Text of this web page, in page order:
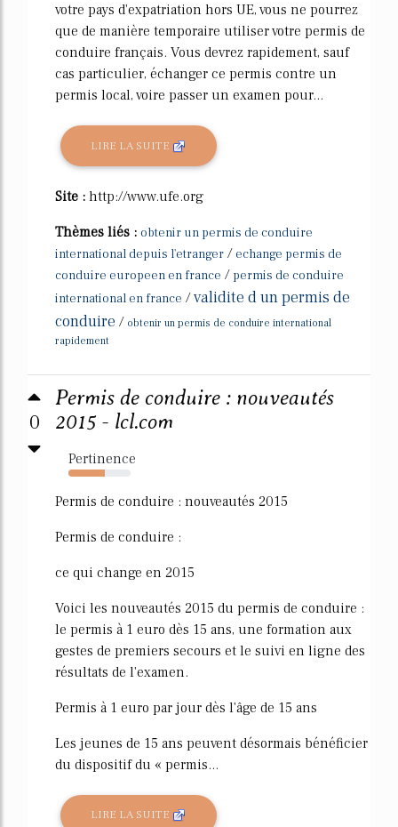
votre pays d'expatriation hors UE, vous ne pourrez
que de manière temporaire utiliser votre permis de
conduire français. Vous devrez rapidement, sauf
cas particulier, échanger ce permis contre un
permis local, voire passer un examen pour...
LIRE LA SUITE
Site : http://www.ufe.org
Thèmes liés : obtenir un permis de conduire
international depuis l'etranger / echange permis de
conduire europeen en france / permis de conduire
international en france /validite d un permis de
conduire / obtenir un permis de conduire international
rapidement
0
Permis de conduire : nouveautés
2015 - lcl.com
Pertinence
59%
Permis de conduire : nouveautés 2015
Permis de conduire :
ce qui change en 2015
Voici les nouveautés 2015 du permis de conduire :
le permis à 1 euro dès 15 ans, une formation aux
gestes de premiers secours et le suivi en ligne des
résultats de l'examen.
Permis à 1 euro par jour dès l'âge de 15 ans
Les jeunes de 15 ans peuvent désormais bénéficier
du dispositif du « permis...
LIRE LA SUITE